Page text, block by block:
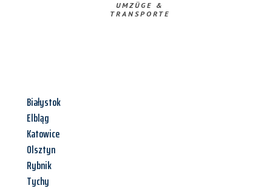
UMZÜGE &
TRANSPORTE
Białystok
Elbląg
Katowice
Olsztyn
Rybnik
Tychy